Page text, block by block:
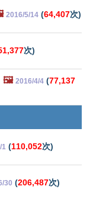
2016/5/14 (64,407次)
次)
🖼️ 2016/4/4 (77,137
(110,052次)
30 (206,487次)